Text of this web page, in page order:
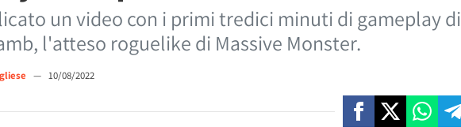
un video con i primi tredici minuti di gameplay di
l'atteso roguelike di Massive Monster.
— 10/08/2022